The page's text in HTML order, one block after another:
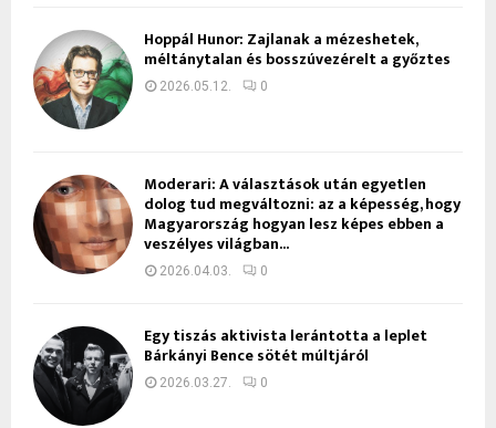
Hoppál Hunor: Zajlanak a mézeshetek,
méltánytalan és bosszúvezérelt a győztes
2026.05.12. 0
Moderari: A választások után egyetlen
dolog tud megváltozni: az a képesség, hogy
Magyarország hogyan lesz képes ebben a
veszélyes világban...
2026.04.03. 0
Egy tiszás aktivista lerántotta a leplet
Bárkányi Bence sötét múltjáról
2026.03.27. 0